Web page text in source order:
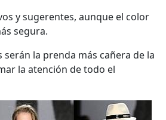
y sugerentes, aunque el color
segura.
serán la prenda más cañera de la
la atención de todo el